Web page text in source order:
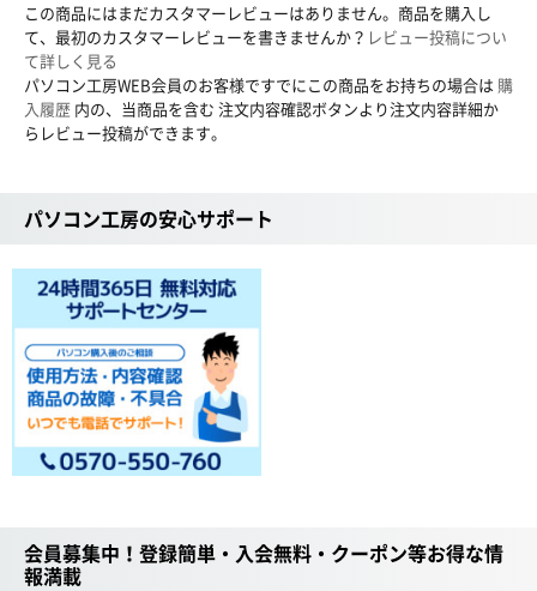
この商品にはまだカスタマーレビューはありません。商品を購入し
て、最初のカスタマーレビューを書きませんか？ レビュー投稿につい
て詳しく見る
パソコン工房WEB会員のお客様ですでにこの商品をお持ちの場合は 購
入履歴 内の、当商品を含む 注文内容確認ボタンより注文内容詳細か
らレビュー投稿ができます。
パソコン工房の安心サポート
会員募集中！登録簡単・入会無料・クーポン等お得な情
報満載